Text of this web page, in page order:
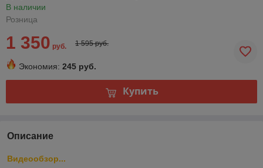
В наличии
Розница
1 350 руб. 1 595 руб.
Экономия: 245 руб.
Купить
Описание
Видеообзор...